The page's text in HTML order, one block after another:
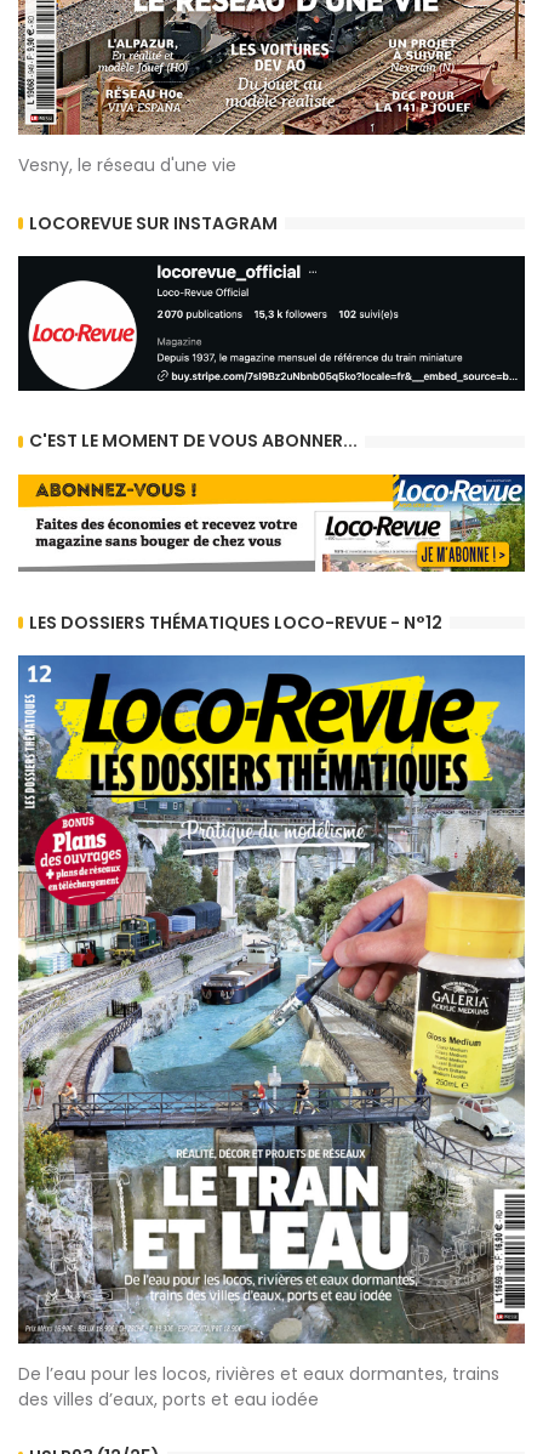
Vesny, le réseau d'une vie
LOCOREVUE SUR INSTAGRAM
C'EST LE MOMENT DE VOUS ABONNER...
LES DOSSIERS THÉMATIQUES LOCO-REVUE - N°12
De l’eau pour les locos, rivières et eaux dormantes, trains
des villes d’eaux, ports et eau iodée